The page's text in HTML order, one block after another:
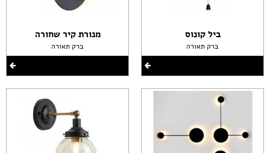
ביל קונוס
ברק תאורה
מנורת קיר שחורה
ברק תאורה